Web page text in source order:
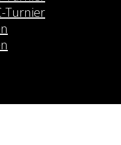
Turnier